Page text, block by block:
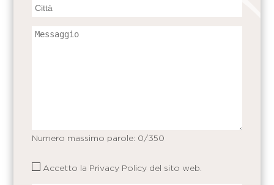
Numero massimo parole: 0/350
Accetto la Privacy Policy del sito web.